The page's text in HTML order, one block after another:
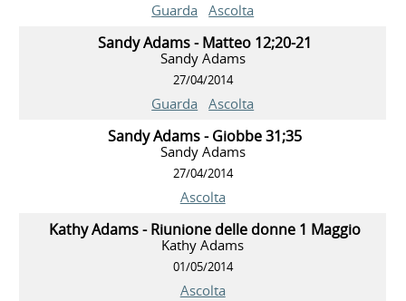
Guarda Ascolta
Sandy Adams - Matteo 12;20-21
Sandy Adams
27/04/2014
Guarda Ascolta
Sandy Adams - Giobbe 31;35
Sandy Adams
27/04/2014
Ascolta
Kathy Adams - Riunione delle donne 1 Maggio
Kathy Adams
01/05/2014
Ascolta